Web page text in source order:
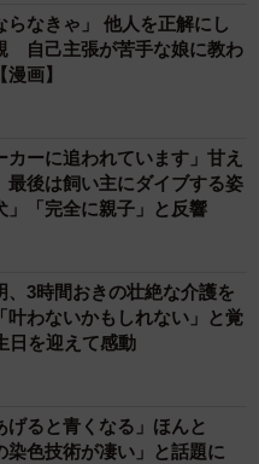
という気持ちでした」
ん。
な形で振袖の支援の話が
現してきましたが、今
ということも、嬉しかっ
する子もいますが、最近
学や専門学校への進学す
で生活することができる
が大変で、奨学金やアル
らなきゃ」 他人を正解にし
自己主張が苦手な娘に教わ
画】
カーに追われています」甘え
後は飼い主にダイブする姿
」「完全に親子」と反響
、3時間おきの壮絶な介護を
わないかもしれない」と覚
日を迎えて感動
げると青くなる」ほんと
色技術が凄い」と話題に